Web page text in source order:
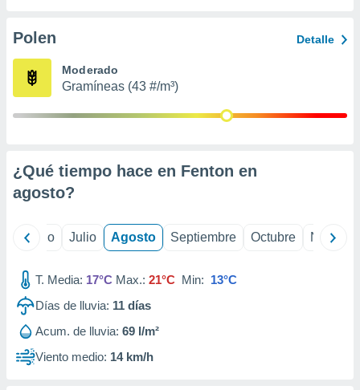
e
mediante
de
1199
Polen Detalle
Moderado
Gramíneas (43 #/m³)
¿Qué tiempo hace en Fenton en
agosto?
Junio Julio Agosto Septiembre Octubre
T. Media: 17°C Max.: 21°C Min: 13°C
Días de lluvia: 11 días
Acum. de lluvia: 69 l/m²
Viento medio: 14 km/h